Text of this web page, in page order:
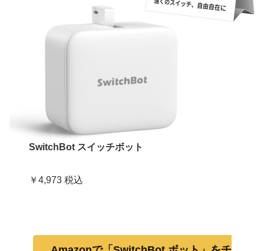
SwitchBot スイッチボット
￥4,973 税込